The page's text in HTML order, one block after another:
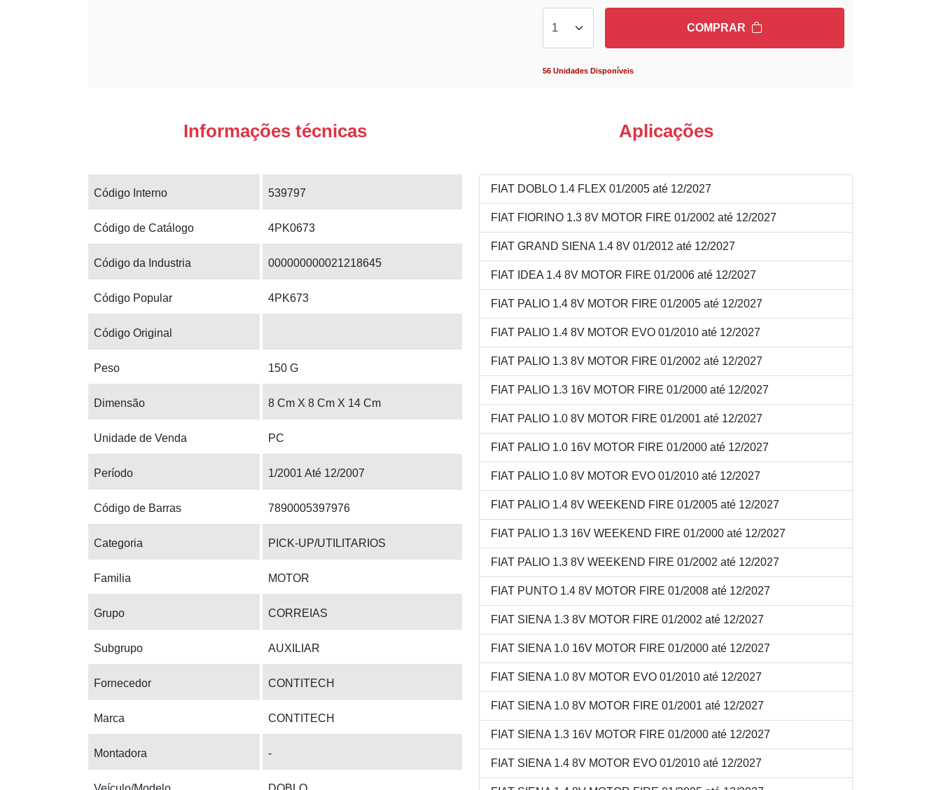
COMPRAR
56 Unidades Disponíveis
Informações técnicas
Código Interno 539797
Código de Catálogo 4PK0673
Código da Industria 000000000021218645
Código Popular 4PK673
Código Original
Peso 150 G
Dimensão 8 Cm X 8 Cm X 14 Cm
Unidade de Venda PC
Período 1/2001 Até 12/2007
Código de Barras 7890005397976
Categoria PICK-UP/UTILITARIOS
Familia MOTOR
Grupo CORREIAS
Subgrupo AUXILIAR
Fornecedor CONTITECH
Marca CONTITECH
Montadora -
Aplicações
FIAT DOBLO 1.4 FLEX 01/2005 até 12/2027
FIAT FIORINO 1.3 8V MOTOR FIRE 01/2002 até 12/2027
FIAT GRAND SIENA 1.4 8V 01/2012 até 12/2027
FIAT IDEA 1.4 8V MOTOR FIRE 01/2006 até 12/2027
FIAT PALIO 1.4 8V MOTOR FIRE 01/2005 até 12/2027
FIAT PALIO 1.4 8V MOTOR EVO 01/2010 até 12/2027
FIAT PALIO 1.3 8V MOTOR FIRE 01/2002 até 12/2027
FIAT PALIO 1.3 16V MOTOR FIRE 01/2000 até 12/2027
FIAT PALIO 1.0 8V MOTOR FIRE 01/2001 até 12/2027
FIAT PALIO 1.0 16V MOTOR FIRE 01/2000 até 12/2027
FIAT PALIO 1.0 8V MOTOR EVO 01/2010 até 12/2027
FIAT PALIO 1.4 8V WEEKEND FIRE 01/2005 até 12/2027
FIAT PALIO 1.3 16V WEEKEND FIRE 01/2000 até 12/2027
FIAT PALIO 1.3 8V WEEKEND FIRE 01/2002 até 12/2027
FIAT PUNTO 1.4 8V MOTOR FIRE 01/2008 até 12/2027
FIAT SIENA 1.3 8V MOTOR FIRE 01/2002 até 12/2027
FIAT SIENA 1.0 16V MOTOR FIRE 01/2000 até 12/2027
FIAT SIENA 1.0 8V MOTOR EVO 01/2010 até 12/2027
FIAT SIENA 1.0 8V MOTOR FIRE 01/2001 até 12/2027
FIAT SIENA 1.3 16V MOTOR FIRE 01/2000 até 12/2027
FIAT SIENA 1.4 8V MOTOR EVO 01/2010 até 12/2027